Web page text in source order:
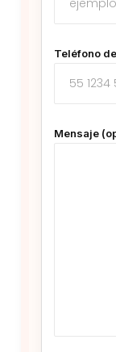
Teléfono
Mensaje